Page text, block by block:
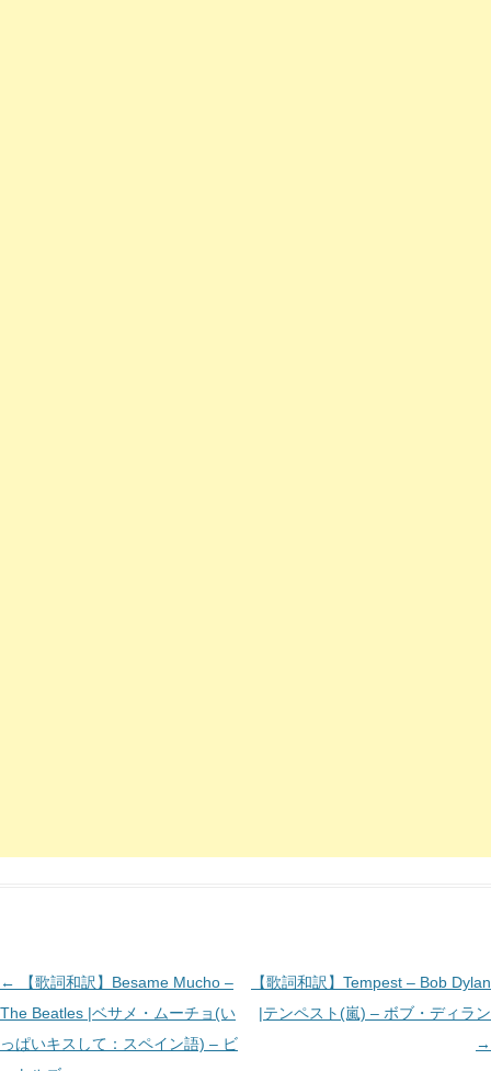
投
稿
ナ
←
【歌詞和訳】Besame Mucho –
The Beatles |ベサメ・ムーチョ(い
っぱいキスして：スペイン語) – ビ
【歌詞和訳】Tempest – Bob Dylan
|テンペスト(嵐) – ボブ・ディラン
→